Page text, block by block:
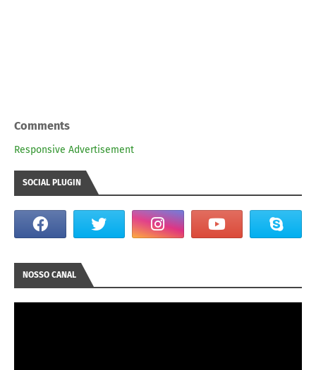
Comments
Responsive Advertisement
SOCIAL PLUGIN
NOSSO CANAL